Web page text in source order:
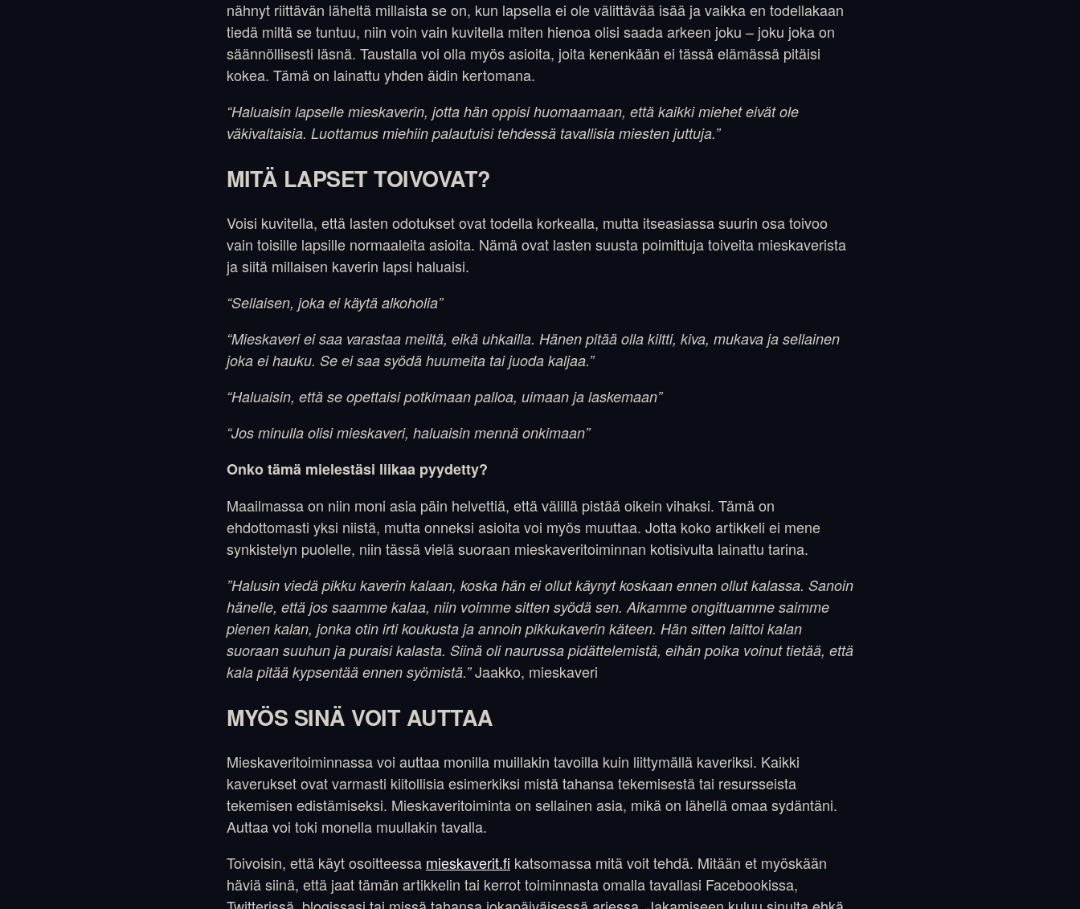
nähnyt riittävän läheltä millaista se on, kun lapsella ei ole välittävää isää ja vaikka en todellakaan
tiedä miltä se tuntuu, niin voin vain kuvitella miten hienoa olisi saada arkeen joku – joku joka on
säännöllisesti läsnä. Taustalla voi olla myös asioita, joita kenenkään ei tässä elämässä pitäisi
kokea. Tämä on lainattu yhden äidin kertomana.
“Haluaisin lapselle mieskaverin, jotta hän oppisi huomaamaan, että kaikki miehet eivät ole
väkivaltaisia. Luottamus miehiin palautuisi tehdessä tavallisia miesten juttuja.”
MITÄ LAPSET TOIVOVAT?
Voisi kuvitella, että lasten odotukset ovat todella korkealla, mutta itseasiassa suurin osa toivoo
vain toisille lapsille normaaleita asioita. Nämä ovat lasten suusta poimittuja toiveita mieskaverista
ja siitä millaisen kaverin lapsi haluaisi.
“Sellaisen, joka ei käytä alkoholia”
“Mieskaveri ei saa varastaa meiltä, eikä uhkailla. Hänen pitää olla kiltti, kiva, mukava ja sellainen
joka ei hauku. Se ei saa syödä huumeita tai juoda kaljaa.”
“Haluaisin, että se opettaisi potkimaan palloa, uimaan ja laskemaan”
“Jos minulla olisi mieskaveri, haluaisin mennä onkimaan”
Onko tämä mielestäsi liikaa pyydetty?
Maailmassa on niin moni asia päin helvettiä, että välillä pistää oikein vihaksi. Tämä on
ehdottomasti yksi niistä, mutta onneksi asioita voi myös muuttaa. Jotta koko artikkeli ei mene
synkistelyn puolelle, niin tässä vielä suoraan mieskaveritoiminnan kotisivulta lainattu tarina.
”Halusin viedä pikku kaverin kalaan, koska hän ei ollut käynyt koskaan ennen ollut kalassa. Sanoin
hänelle, että jos saamme kalaa, niin voimme sitten syödä sen. Aikamme ongittuamme saimme
pienen kalan, jonka otin irti koukusta ja annoin pikkukaverin käteen. Hän sitten laittoi kalan
suoraan suuhun ja puraisi kalasta. Siinä oli naurussa pidättelemistä, eihän poika voinut tietää, että
kala pitää kypsentää ennen syömistä.”Jaakko, mieskaveri
MYÖS SINÄ VOIT AUTTAA
Mieskaveritoiminnassa voi auttaa monilla muillakin tavoilla kuin liittymällä kaveriksi. Kaikki
kaverukset ovat varmasti kiitollisia esimerkiksi mistä tahansa tekemisestä tai resursseista
tekemisen edistämiseksi. Mieskaveritoiminta on sellainen asia, mikä on lähellä omaa sydäntäni.
Auttaa voi toki monella muullakin tavalla.
Toivoisin, että käyt osoitteessa mieskaverit.fi katsomassa mitä voit tehdä. Mitään et myöskään
häviä siinä, että jaat tämän artikkelin tai kerrot toiminnasta omalla tavallasi Facebookissa,